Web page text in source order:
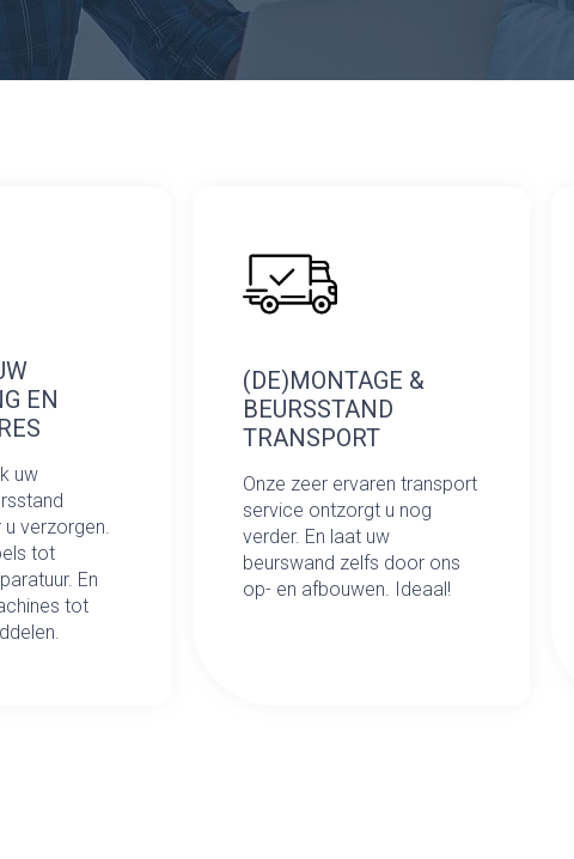
EN
uw
verzorgen.
tot
En
tot
(DE)MONTAGE &
BEURSSTAND
TRANSPORT
Onze zeer ervaren transport
service ontzorgt u nog
verder. En laat uw
beurswand zelfs door ons
op- en afbouwen. Ideaal!